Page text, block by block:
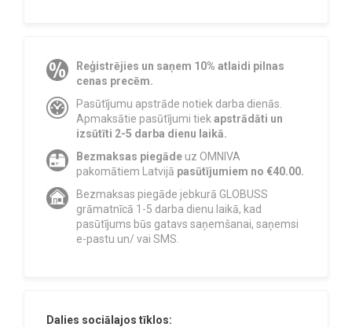
Reģistrējies un saņem 10% atlaidi pilnas
cenas precēm.
Pasūtījumu apstrāde notiek darba dienās.
Apmaksātie pasūtījumi tiek apstrādāti un
izsūtīti 2-5 darba dienu laikā.
Bezmaksas piegādeuz OMNIVA
pakomātiem Latvijā pasūtījumiem no €40.00.
Bezmaksas piegāde jebkurā GLOBUSS
grāmatnīcā 1-5 darba dienu laikā, kad
pasūtījums būs gatavs saņemšanai, saņemsi
e-pastu un/ vai SMS.
Dalies sociālajos tīklos: